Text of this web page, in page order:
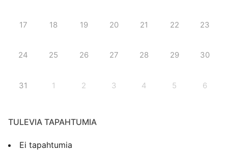
17 18 19 20 21 22 23
24 25 26 27 28 29 30
31 1 2 3 4 5 6
TULEVIA TAPAHTUMIA
Ei tapahtumia